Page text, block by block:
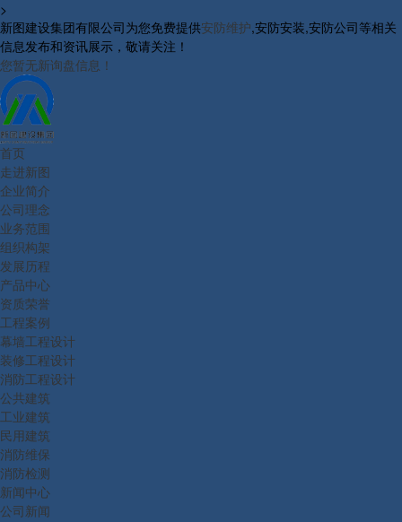
>
新图建设集团有限公司为您免费提供安防维护,安防安装,安防公司等相关
信息发布和资讯展示，敬请关注！
您暂无新询盘信息！
首页
走进新图
企业简介
公司理念
业务范围
组织构架
发展历程
产品中心
资质荣誉
工程案例
幕墙工程设计
装修工程设计
消防工程设计
公共建筑
工业建筑
民用建筑
消防维保
消防检测
新闻中心
公司新闻